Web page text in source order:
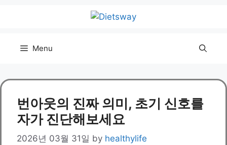
Menu
번아웃의 진짜 의미, 초기 신호를
자가 진단해보세요
2026년 03월 31일 by healthylife